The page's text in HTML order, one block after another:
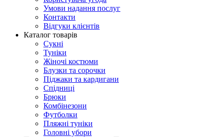
Умови надання послуг
Контакти
Відгуки клієнтів
Каталог товарів
Сукні
Туніки
Жіночі костюми
Блузки та сорочки
Піджаки та кардигани
Спідниці
Брюки
Комбінезони
Футболки
Пляжні туніки
Головні убори